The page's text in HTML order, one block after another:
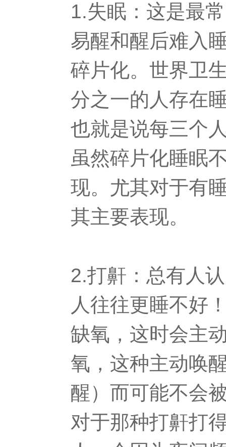
1.失眠：这是最
易醒和醒后难入
碎片化。世界卫
分之一的人存在
也就是说每三个
虽然碎片化睡眠
现。尤其对于有
其主要表现。
2.打鼾：总有人
人往往更睡不好
缺氧，这时会主
氧，这种主动唤
醒）而可能不会
对于那种打鼾打